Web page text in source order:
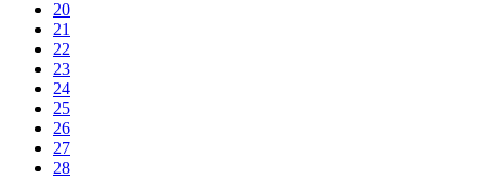
20
21
22
23
24
25
26
27
28